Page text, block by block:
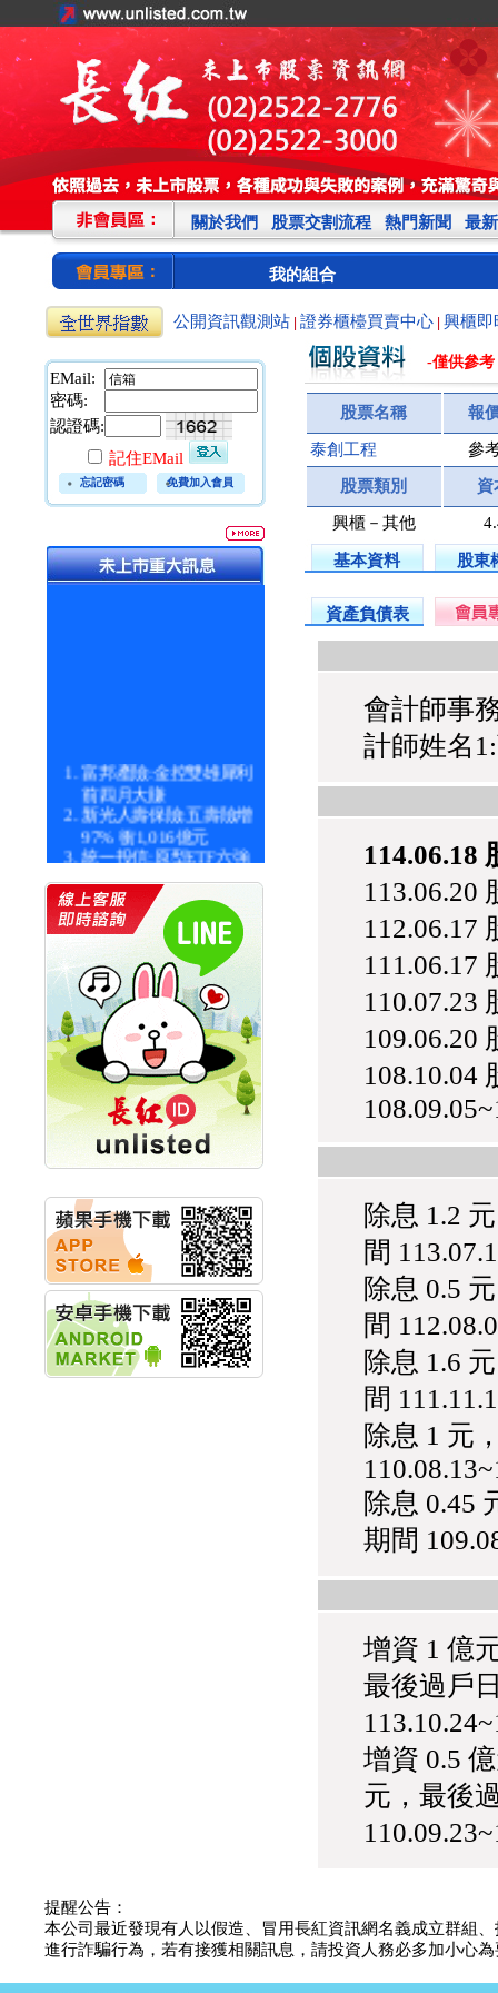
關於我們 股票交割流程 熱門新聞 最
我的組合
公開資訊觀測站 證券櫃檯買賣中心 興櫃即
EMail:
密碼:
認證碼:
記住EMail
忘記密碼 免費加入會員
富邦產險:金控雙雄犀利
前四月大賺
新光人壽保險:五壽險增
97% 衝1,016億元
統一投信:原型ETF六強
統一投信:主動式ETF溢
價 被盯上
新光人壽保險:新壽Q1外
價金將達996億
宇辰系統科技:宇辰業績
創新高 啟動興櫃轉上櫃
計畫
明緯企業:明緯永續科技
競賽 以電源驅動善的力
量
秀育企業:秀育SHO-U儲
能系統 獲國內首張CNS
認證
聯博投信:聯博00404A
華旭先進:代重要子公司
碩通散熱股份有限公司
公告董事會通過發言人
及代理發
華旭先進:代重要子公司
碩通散熱股份有限公司
公告董事會決議發行員
工認股權
華旭先進:代重要子公司
阿波羅電力:公告本公司
法人監察人改派代表人
永信藥品工業:本公司委
資訊外流事宜
-僅供參考
股票名稱 報
泰創工程 參
股票類別 資
興櫃－其他
基本資料 股東
資產負債表
會計師事
計師姓名
114.06.18
113.06.20
112.06.17
111.06.17
110.07.23
109.06.20
108.10.04
除息 1.2
間
除息 0.5
間
除息 1.6
間
除息 1 元
除息 0.45
期間
增資 1 億
最後過戶
增資 0.5
元，最後
提醒公告：
本公司最近發現有人以假造、冒用長紅資訊網名義成立群組
進行詐騙行為，若有接獲相關訊息，請投資人務必多加小心